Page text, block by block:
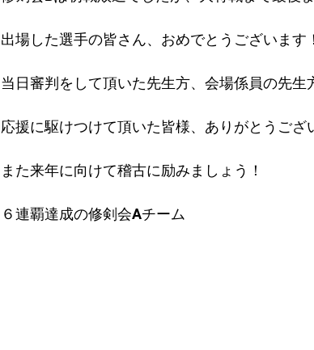
出場した選手の皆さん、おめでとうございます！
当日審判をして頂いた先生方、会場係員の先生
応援に駆けつけて頂いた皆様、ありがとうござ
また来年に向けて稽古に励みましょう！
６連覇達成の修剣会Aチーム